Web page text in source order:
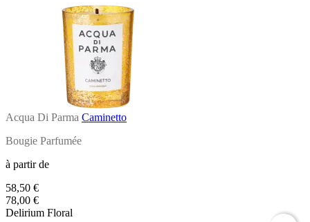
Acqua Di Parma Caminetto
Bougie Parfumée
à partir de
58,50 €
78,00 €
Delirium Floral